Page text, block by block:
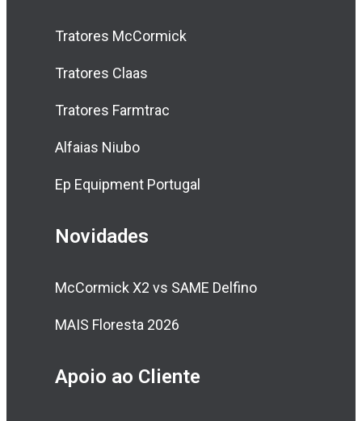
Tratores McCormick
Tratores Claas
Tratores Farmtrac
Alfaias Niubo
Ep Equipment Portugal
Novidades
McCormick X2 vs SAME Delfino
MAIS Floresta 2026
Apoio ao Cliente